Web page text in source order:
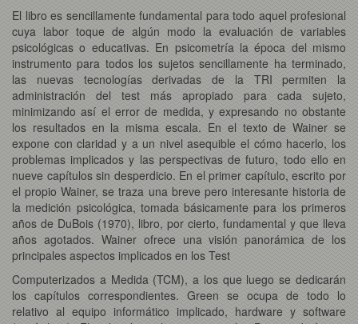
El libro es sencillamente fundamental para todo aquel profesional
cuya labor toque de algún modo la evaluación de variables
psicológicas o educativas. En psicometría la época del mismo
instrumento para todos los sujetos sencillamente ha terminado,
las nuevas tecnologías derivadas de la TRI permiten la
administración del test más apropiado para cada sujeto,
minimizando así el error de medida, y expresando no obstante
los resultados en la misma escala. En el texto de Wainer se
expone con claridad y a un nivel asequible el cómo hacerlo, los
problemas implicados y las perspectivas de futuro, todo ello en
nueve capítulos sin desperdicio. En el primer capítulo, escrito por
el propio Wainer, se traza una breve pero interesante historia de
la medición psicológica, tomada básicamente para los primeros
años de DuBois (1970), libro, por cierto, fundamental y que lleva
años agotados. Wainer ofrece una visión panorámica de los
principales aspectos implicados en los Test
Computerizados a Medida (TCM), a los que luego se dedicarán
los capítulos correspondientes. Green se ocupa de todo lo
relativo al equipo informático implicado, hardware y software